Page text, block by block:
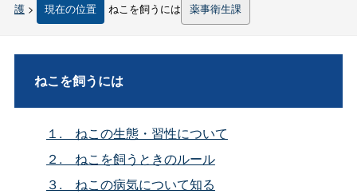
護> 現在の位置 ねこを飼うには 薬事衛生課
ねこを飼うには
１. ねこの生態・習性について
２. ねこを飼うときのルール
３. ねこの病気について知る